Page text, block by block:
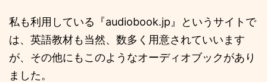
私も利用している『audiobook.jp』というサイトで
は、英語教材も当然、数多く用意されていいます
が、その他にもこのようなオーディオブックがあり
ました。